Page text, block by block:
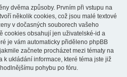
dvěma způsoby. Prvním při vstupu na
několik cookies, což jsou malé textové
v dočasných souborech vašeho
cookies obsahují jen uživatelské-id a
je vám automaticky přiděleno phpBB
začnete procházet mezi tématy na
k ukládání informace, které téma jste již
pohybu po fóru.